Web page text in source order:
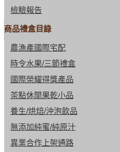
檢驗報告
商品禮盒目錄
農漁產國際宅配
時令水果/三節禮盒
國際榮耀得獎產品
茶點休閒果乾小品
養生/烘焙/沖泡飲品
無添加純蜜/純原汁
異業合作上架通路